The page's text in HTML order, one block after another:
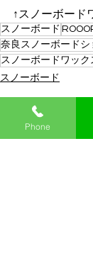
↑スノーボード
スノーボード
奈良スノーボードシ
スノーボードワック
スノーボード
最新記事
Phone